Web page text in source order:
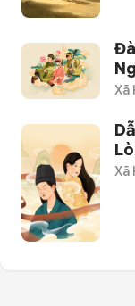
Xã
Xã